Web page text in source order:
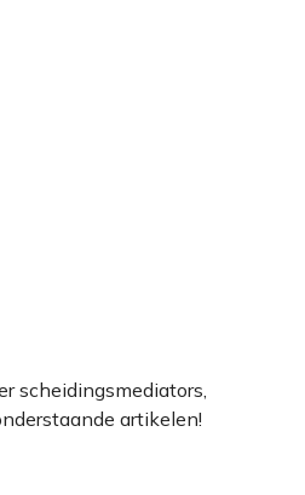
scheidingsmediators,
artikelen!